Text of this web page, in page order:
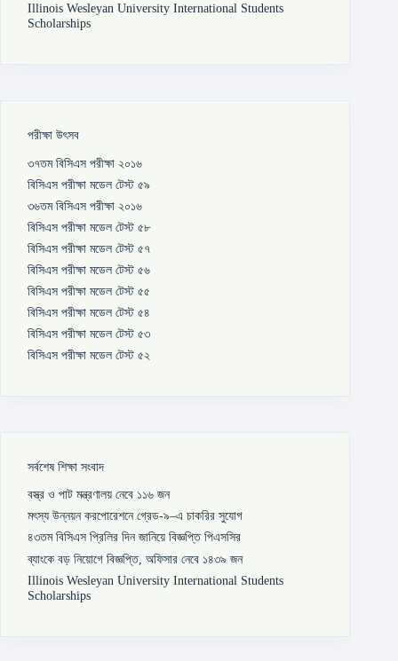
Illinois Wesleyan University International Students
Scholarships
পরীক্ষা উৎসব
৩৭তম বিসিএস পরীক্ষা ২০১৬
বিসিএস পরীক্ষা মডেল টেস্ট ৫৯
৩৬তম বিসিএস পরীক্ষা ২০১৬
বিসিএস পরীক্ষা মডেল টেস্ট ৫৮
বিসিএস পরীক্ষা মডেল টেস্ট ৫৭
বিসিএস পরীক্ষা মডেল টেস্ট ৫৬
বিসিএস পরীক্ষা মডেল টেস্ট ৫৫
বিসিএস পরীক্ষা মডেল টেস্ট ৫৪
বিসিএস পরীক্ষা মডেল টেস্ট ৫৩
বিসিএস পরীক্ষা মডেল টেস্ট ৫২
সর্বশেষ শিক্ষা সংবাদ
বস্ত্র ও পাট মন্ত্রণালয় নেবে ১১৬ জন
মৎস্য উন্নয়ন করপোরেশনে গ্রেড-৯–এ চাকরির সুযোগ
৪৩তম বিসিএস প্রিলির দিন জানিয়ে বিজ্ঞপ্তি পিএসসির
ব্যাংকে বড় নিয়োগে বিজ্ঞপ্তি, অফিসার নেবে ১৪৩৯ জন
Illinois Wesleyan University International Students
Scholarships